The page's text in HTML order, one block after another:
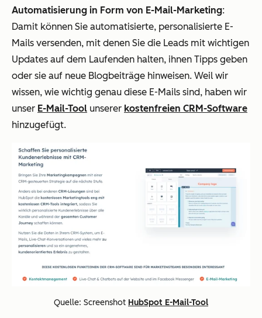
Automatisierung in Form von E-Mail-Marketing:
Damit können Sie automatisierte, personalisierte E-
Mails versenden, mit denen Sie die Leads mit wichtigen
Updates auf dem Laufenden halten, ihnen Tipps geben
oder sie auf neue Blogbeiträge hinweisen. Weil wir
wissen, wie wichtig genau diese E-Mails sind, haben wir
unser E-Mail-Tool unserer kostenfreien CRM-Software
hinzugefügt.
Quelle: Screenshot HubSpot E-Mail-Tool